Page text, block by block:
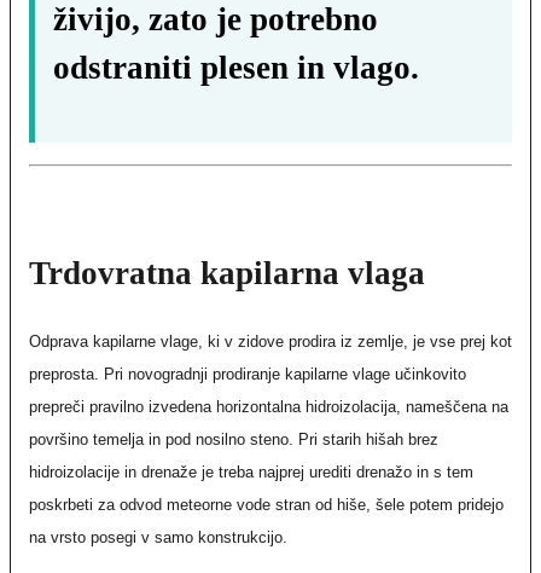
živijo, zato je potrebno
odstraniti plesen in vlago.
Trdovratna kapilarna vlaga
Odprava kapilarne vlage, ki v zidove prodira iz zemlje, je vse prej kot
preprosta. Pri novogradnji prodiranje kapilarne vlage učinkovito
prepreči pravilno izvedena horizontalna hidroizolacija, nameščena na
površino temelja in pod nosilno steno. Pri starih hišah brez
hidroizolacije in drenaže je treba najprej urediti drenažo in s tem
poskrbeti za odvod meteorne vode stran od hiše, šele potem pridejo
na vrsto posegi v samo konstrukcijo.